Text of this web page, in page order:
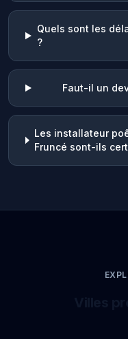
Quels sont les
?
Faut-il un
Les installateur
Fruncé sont-ils